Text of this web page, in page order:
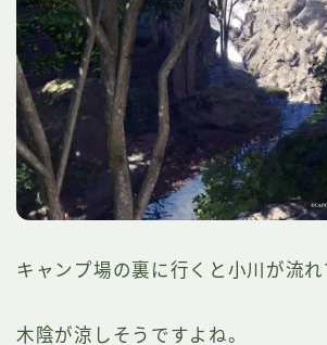
キャンプ場の裏に行くと小川が流れ
木陰が涼しそうですよね。